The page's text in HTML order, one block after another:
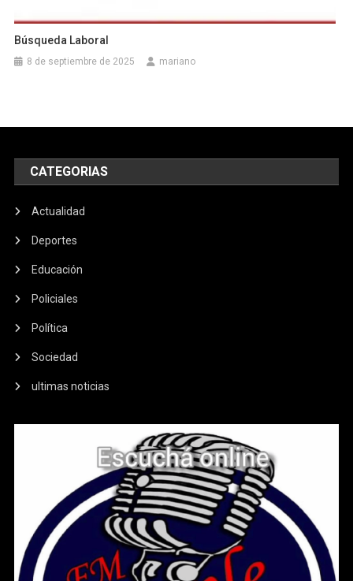
Búsqueda Laboral
8 de septiembre de 2025 mariano
CATEGORIAS
Actualidad
Deportes
Educación
Policiales
Política
Sociedad
ultimas noticias